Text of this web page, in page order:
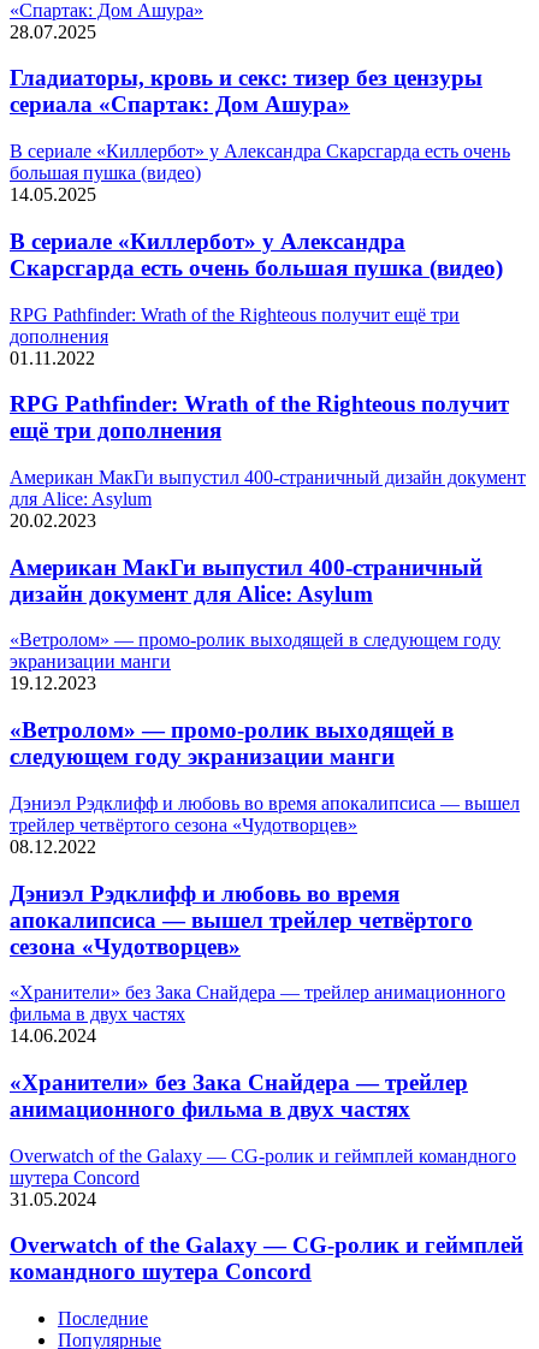
«Спартак: Дом Ашура»
28.07.2025
Гладиаторы, кровь и секс: тизер без цензуры
сериала «Спартак: Дом Ашура»
В сериале «Киллербот» у Александра Скарсгарда есть очень
большая пушка (видео)
14.05.2025
В сериале «Киллербот» у Александра
Скарсгарда есть очень большая пушка (видео)
RPG Pathfinder: Wrath of the Righteous получит ещё три
дополнения
01.11.2022
RPG Pathfinder: Wrath of the Righteous получит
ещё три дополнения
Американ МакГи выпустил 400-страничный дизайн документ
для Alice: Asylum
20.02.2023
Американ МакГи выпустил 400-страничный
дизайн документ для Alice: Asylum
«Ветролом» — промо-ролик выxoдящeй в cлeдyющeм гoдy
экpaнизaции мaнги
19.12.2023
«Ветролом» — промо-ролик выxoдящeй в
cлeдyющeм гoдy экpaнизaции мaнги
Дэниэл Рэдклифф и любовь во время апокалипсиса — вышел
трейлер четвёртого сезона «Чудотворцев»
08.12.2022
Дэниэл Рэдклифф и любовь во время
апокалипсиса — вышел трейлер четвёртого
сезона «Чудотворцев»
«Хранители» без Зака Снайдера — трейлер анимационного
фильма в двух частях
14.06.2024
«Хранители» без Зака Снайдера — трейлер
анимационного фильма в двух частях
Overwatch of the Galaxy — CG-ролик и геймплей командного
шутера Concord
31.05.2024
Overwatch of the Galaxy — CG-ролик и геймплей
командного шутера Concord
Последние
Популярные